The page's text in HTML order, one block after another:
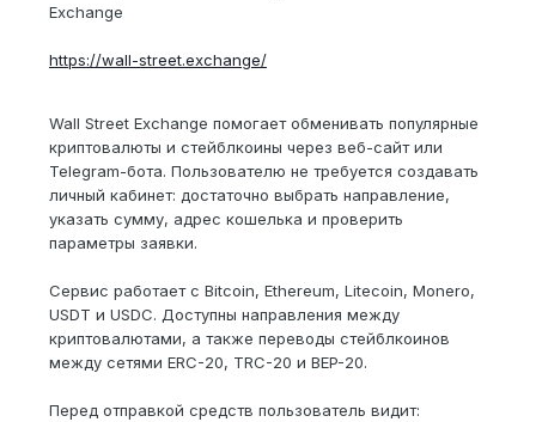
Exchange
https://wall-street.exchange/
Wall Street Exchange помогает обменивать популярные
криптовалюты и стейблкоины через веб-сайт или
Telegram-бота. Пользователю не требуется создавать
личный кабинет: достаточно выбрать направление,
указать сумму, адрес кошелька и проверить
параметры заявки.
Сервис работает с Bitcoin, Ethereum, Litecoin, Monero,
USDT и USDC. Доступны направления между
криптовалютами, а также переводы стейблкоинов
между сетями ERC-20, TRC-20 и BEP-20.
Перед отправкой средств пользователь видит: